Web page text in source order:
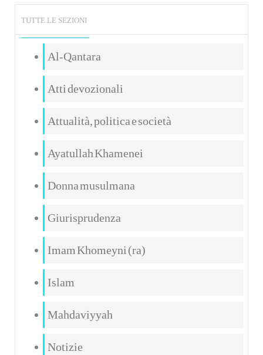
TUTTE LE SEZIONI
Al-Qantara
Atti devozionali
Attualità, politica e società
Ayatullah Khamenei
Donna musulmana
Giurisprudenza
Imam Khomeyni (ra)
Islam
Mahdaviyyah
Notizie